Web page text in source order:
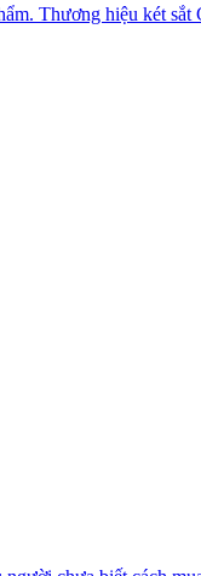
Thương hiệu két